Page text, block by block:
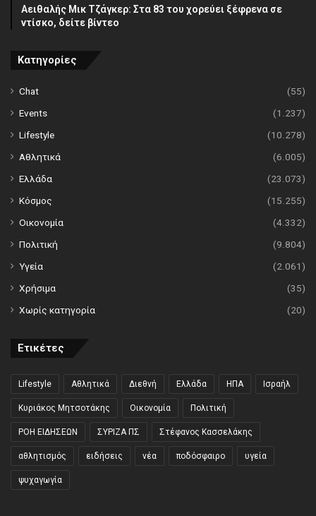
Αειθαλής Μικ Τζάγκερ: Στα 83 του χορεύει ξέφρενα σε
ντίσκο, δείτε βίντεο
Κατηγορίες
Chat
(55)
Events
(1.237)
Lifestyle
(10.278)
Αθλητικά
(6.005)
Ελλάδα
(23.073)
Κόσμος
(15.255)
Οικονομία
(4.332)
Πολιτική
(9.804)
Υγεία
(2.061)
Χρήσιμα
(35)
Χωρίς κατηγορία
(20)
Ετικέτες
Lifestyle Αθλητικά Διεθνή Ελλάδα ΗΠΑ Ισραήλ
Κυριάκος Μητσοτάκης Οικονομία Πολιτική
ΡΟΗ ΕΙΔΗΣΕΩΝ ΣΥΡΙΖΑ ΠΣ Στέφανος Κασσελάκης
αθλητισμός ειδήσεις νέα ποδόσφαιρο υγεία
ψυχαγωγία